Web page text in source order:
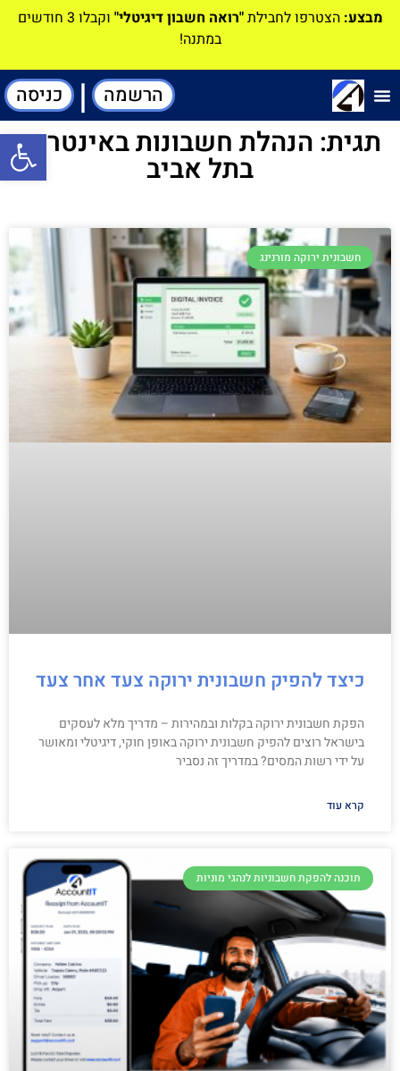
מבצע: הצטרפו לחבילת"רואה חשבון דיגיטלי"
וקבלו 3 חודשים
במתנה!
הרשמה | כניסה
תגית: הנהלת חשבונות באינטרנט
בתל אביב
חשבונית ירוקה מורנינג
כיצד להפיק חשבונית ירוקה צעד אחר צעד
הפקת חשבונית ירוקה בקלות ובמהירות – מדריך מלא לעסקים
בישראל רוצים להפיק חשבונית ירוקה באופן חוקי, דיגיטלי ומאושר
על ידי רשות המסים? במדריך זה נסביר
קרא עוד
תוכנה להפקת חשבוניות לנהגי מוניות
פתח